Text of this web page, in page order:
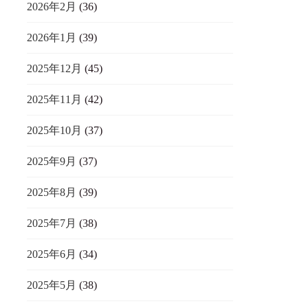
2026年2月 (36)
2026年1月 (39)
2025年12月 (45)
2025年11月 (42)
2025年10月 (37)
2025年9月 (37)
2025年8月 (39)
2025年7月 (38)
2025年6月 (34)
2025年5月 (38)